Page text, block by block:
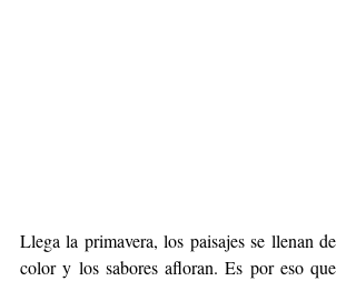
Llega la primavera, los paisajes se llenan de
color y los sabores afloran. Es por eso que